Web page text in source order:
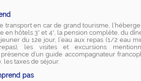
transport en car de grand tourisme,
en hôtels 3* et 4*, la pension complète, du
du 12e jour, l’eau aux repas (1/2 eau
les visites et excursions
d’un guide accompagnateur
les taxes de séjour.
pas